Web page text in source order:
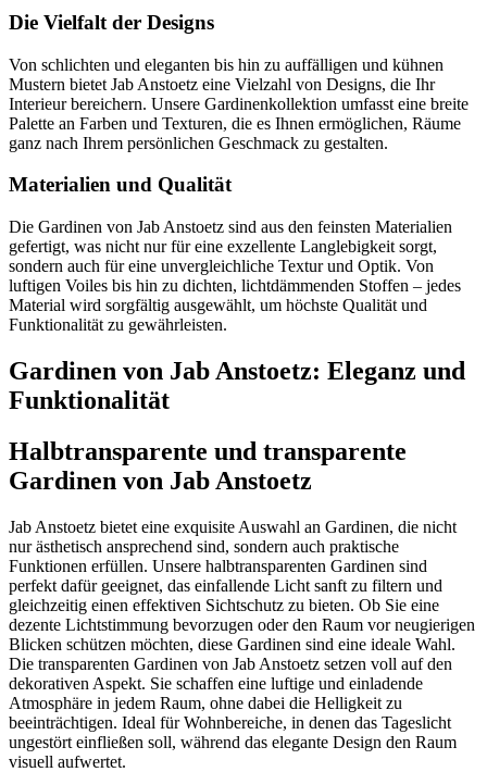
Die Vielfalt der Designs
Von schlichten und eleganten bis hin zu auffälligen und kühnen
Mustern bietet Jab Anstoetz eine Vielzahl von Designs, die Ihr
Interieur bereichern. Unsere Gardinenkollektion umfasst eine breite
Palette an Farben und Texturen, die es Ihnen ermöglichen, Räume
ganz nach Ihrem persönlichen Geschmack zu gestalten.
Materialien und Qualität
Die Gardinen von Jab Anstoetz sind aus den feinsten Materialien
gefertigt, was nicht nur für eine exzellente Langlebigkeit sorgt,
sondern auch für eine unvergleichliche Textur und Optik. Von
luftigen Voiles bis hin zu dichten, lichtdämmenden Stoffen – jedes
Material wird sorgfältig ausgewählt, um höchste Qualität und
Funktionalität zu gewährleisten.
Gardinen von Jab Anstoetz: Eleganz und
Funktionalität
Halbtransparente und transparente
Gardinen von Jab Anstoetz
Jab Anstoetz bietet eine exquisite Auswahl an Gardinen, die nicht
nur ästhetisch ansprechend sind, sondern auch praktische
Funktionen erfüllen. Unsere halbtransparenten Gardinen sind
perfekt dafür geeignet, das einfallende Licht sanft zu filtern und
gleichzeitig einen effektiven Sichtschutz zu bieten. Ob Sie eine
dezente Lichtstimmung bevorzugen oder den Raum vor neugierigen
Blicken schützen möchten, diese Gardinen sind eine ideale Wahl.
Die transparenten Gardinen von Jab Anstoetz setzen voll auf den
dekorativen Aspekt. Sie schaffen eine luftige und einladende
Atmosphäre in jedem Raum, ohne dabei die Helligkeit zu
beeinträchtigen. Ideal für Wohnbereiche, in denen das Tageslicht
ungestört einfließen soll, während das elegante Design den Raum
visuell aufwertet.